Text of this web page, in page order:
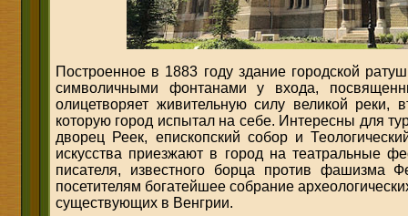
Построенное в 1883 году здание городской
символичными фонтанами у входа,
олицетворяет живительную силу великой
которую город испытал на себе. Интересны для
дворец Реек, епископский собор и
искусства приезжают в город на театральные
писателя, известного борца против фашизма
посетителям богатейшее собрание
существующих в Венгрии.